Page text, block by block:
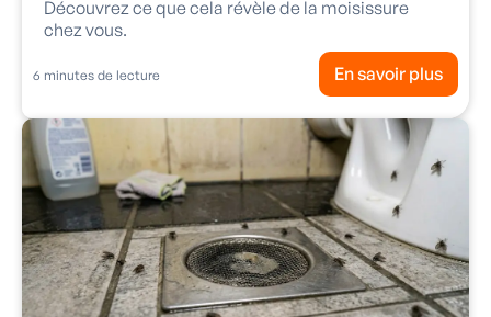
Découvrez ce que cela révèle de la moisissure
chez vous.
6 minutes de lecture En savoir plus